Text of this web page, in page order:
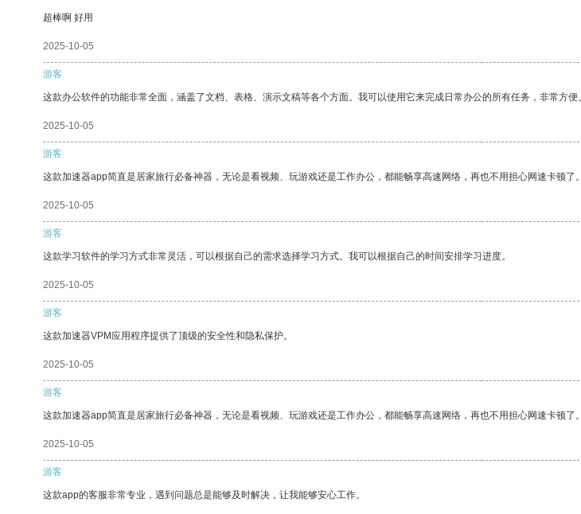
超棒啊 好用
2025-10-05
游客
这款办公软件的功能非常全面，涵盖了文档、表格、演示文稿等各个方面。我可以使用它来完成日常办公的所有任务，非常方便。
2025-10-05
游客
这款加速器app简直是居家旅行必备神器，无论是看视频、玩游戏还是工作办公，都能畅享高速网络，再也不用担心网速卡顿了。
2025-10-05
游客
这款学习软件的学习方式非常灵活，可以根据自己的需求选择学习方式。我可以根据自己的时间安排学习进度。
2025-10-05
游客
这款加速器VPM应用程序提供了顶级的安全性和隐私保护。
2025-10-05
游客
这款加速器app简直是居家旅行必备神器，无论是看视频、玩游戏还是工作办公，都能畅享高速网络，再也不用担心网速卡顿
2025-10-05
游客
这款app的客服非常专业，遇到问题总是能够及时解决，让我能够安心工作。